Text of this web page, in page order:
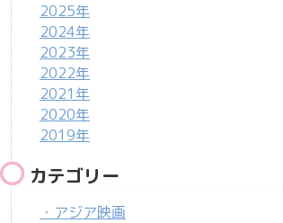
2025年
2024年
2023年
2022年
2021年
2020年
2019年
カテゴリー
・アジア映画